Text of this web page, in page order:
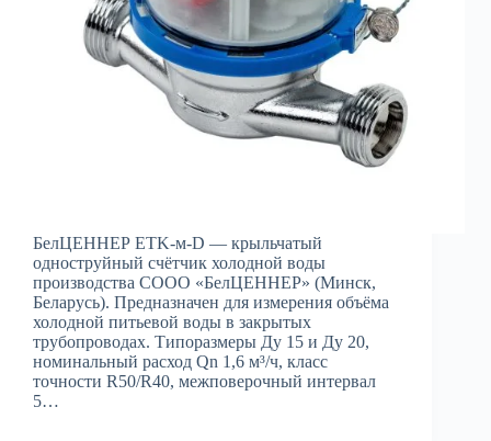
БелЦЕННЕР ETK-м-D — крыльчатый
одноструйный счётчик холодной воды
производства СООО «БелЦЕННЕР» (Минск,
Беларусь). Предназначен для измерения объёма
холодной питьевой воды в закрытых
трубопроводах. Типоразмеры Ду 15 и Ду 20,
номинальный расход Qn 1,6 м³/ч, класс
точности R50/R40, межповерочный интервал
5…